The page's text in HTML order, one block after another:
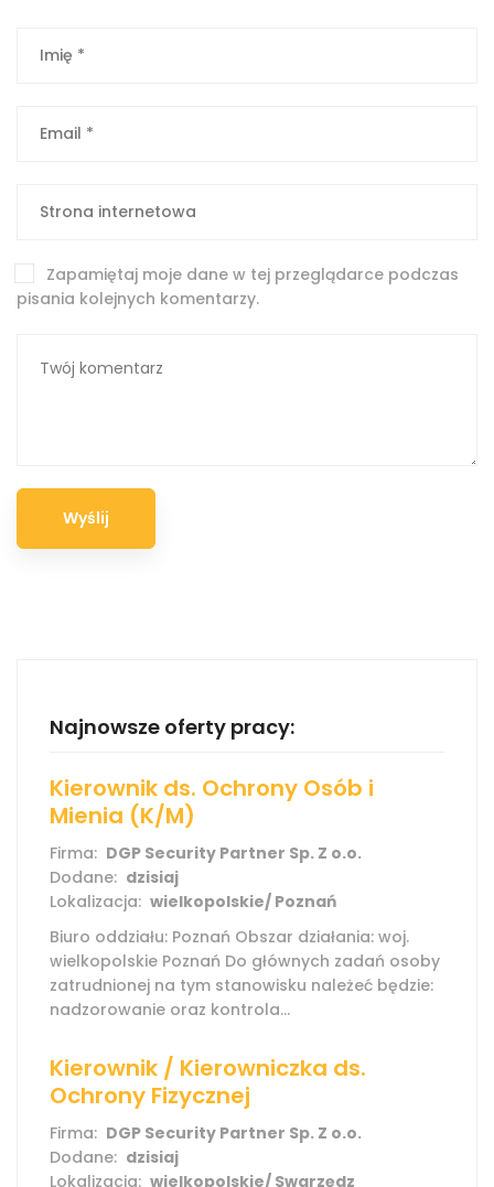
Zapamiętaj moje dane w tej przeglądarce podczas
pisania kolejnych komentarzy.
Najnowsze oferty pracy:
Kierownik ds. Ochrony Osób i
Mienia (K/M)
Firma: DGP Security Partner Sp. Z o.o.
Dodane: dzisiaj
Lokalizacja: wielkopolskie/ Poznań
Biuro oddziału: Poznań Obszar działania: woj.
wielkopolskie Poznań Do głównych zadań osoby
zatrudnionej na tym stanowisku należeć będzie:
nadzorowanie oraz kontrola...
Kierownik / Kierowniczka ds.
Ochrony Fizycznej
Firma: DGP Security Partner Sp. Z o.o.
Dodane: dzisiaj
Lokalizacja: wielkopolskie/ Swarzędz